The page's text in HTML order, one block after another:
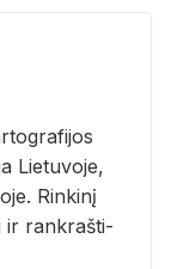
Lie­tu­vo­je,
Rin­ki­nį
ir rank­raš­ti­